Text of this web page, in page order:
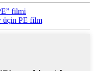
filmi
üçin PE film